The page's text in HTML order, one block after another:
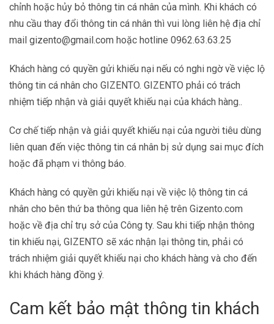
chỉnh hoặc hủy bỏ thông tin cá nhân của mình. Khi khách có
nhu cầu thay đổi thông tin cá nhân thì vui lòng liên hệ địa chỉ
mail gizento@gmail.com hoặc hotline 0962.63.63.25
Khách hàng có quyền gửi khiếu nại nếu có nghi ngờ về việc lộ
thông tin cá nhân cho GIZENTO. GIZENTO phải có trách
nhiệm tiếp nhận và giải quyết khiếu nại của khách hàng..
Cơ chế tiếp nhận và giải quyết khiếu nại của người tiêu dùng
liên quan đến việc thông tin cá nhân bị sử dụng sai mục đích
hoặc đã phạm vi thông báo.
Khách hàng có quyền gửi khiếu nại về việc lộ thông tin cá
nhân cho bên thứ ba thông qua liên hệ trên Gizento.com
hoặc về địa chỉ trụ sở của Công ty. Sau khi tiếp nhận thông
tin khiếu nại, GIZENTO sẽ xác nhận lại thông tin, phải có
trách nhiệm giải quyết khiếu nại cho khách hàng và cho đến
khi khách hàng đồng ý.
Cam kết bảo mật thông tin khách